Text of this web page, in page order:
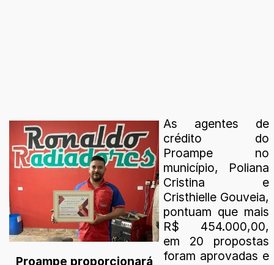
Proampe proporcionará
As agentes de
crédito do
Proampe no
município, Poliana
Cristina e
Cristhielle Gouveia,
pontuam que mais
R$ 454.000,00,
em 20 propostas
foram aprovadas e